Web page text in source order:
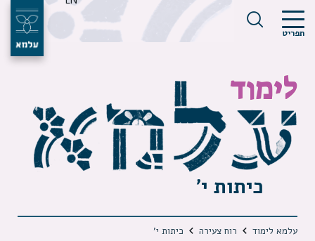
תפריט
לימוד
כיתות י’
עלמא לימוד רוח צעירה כיתות י’